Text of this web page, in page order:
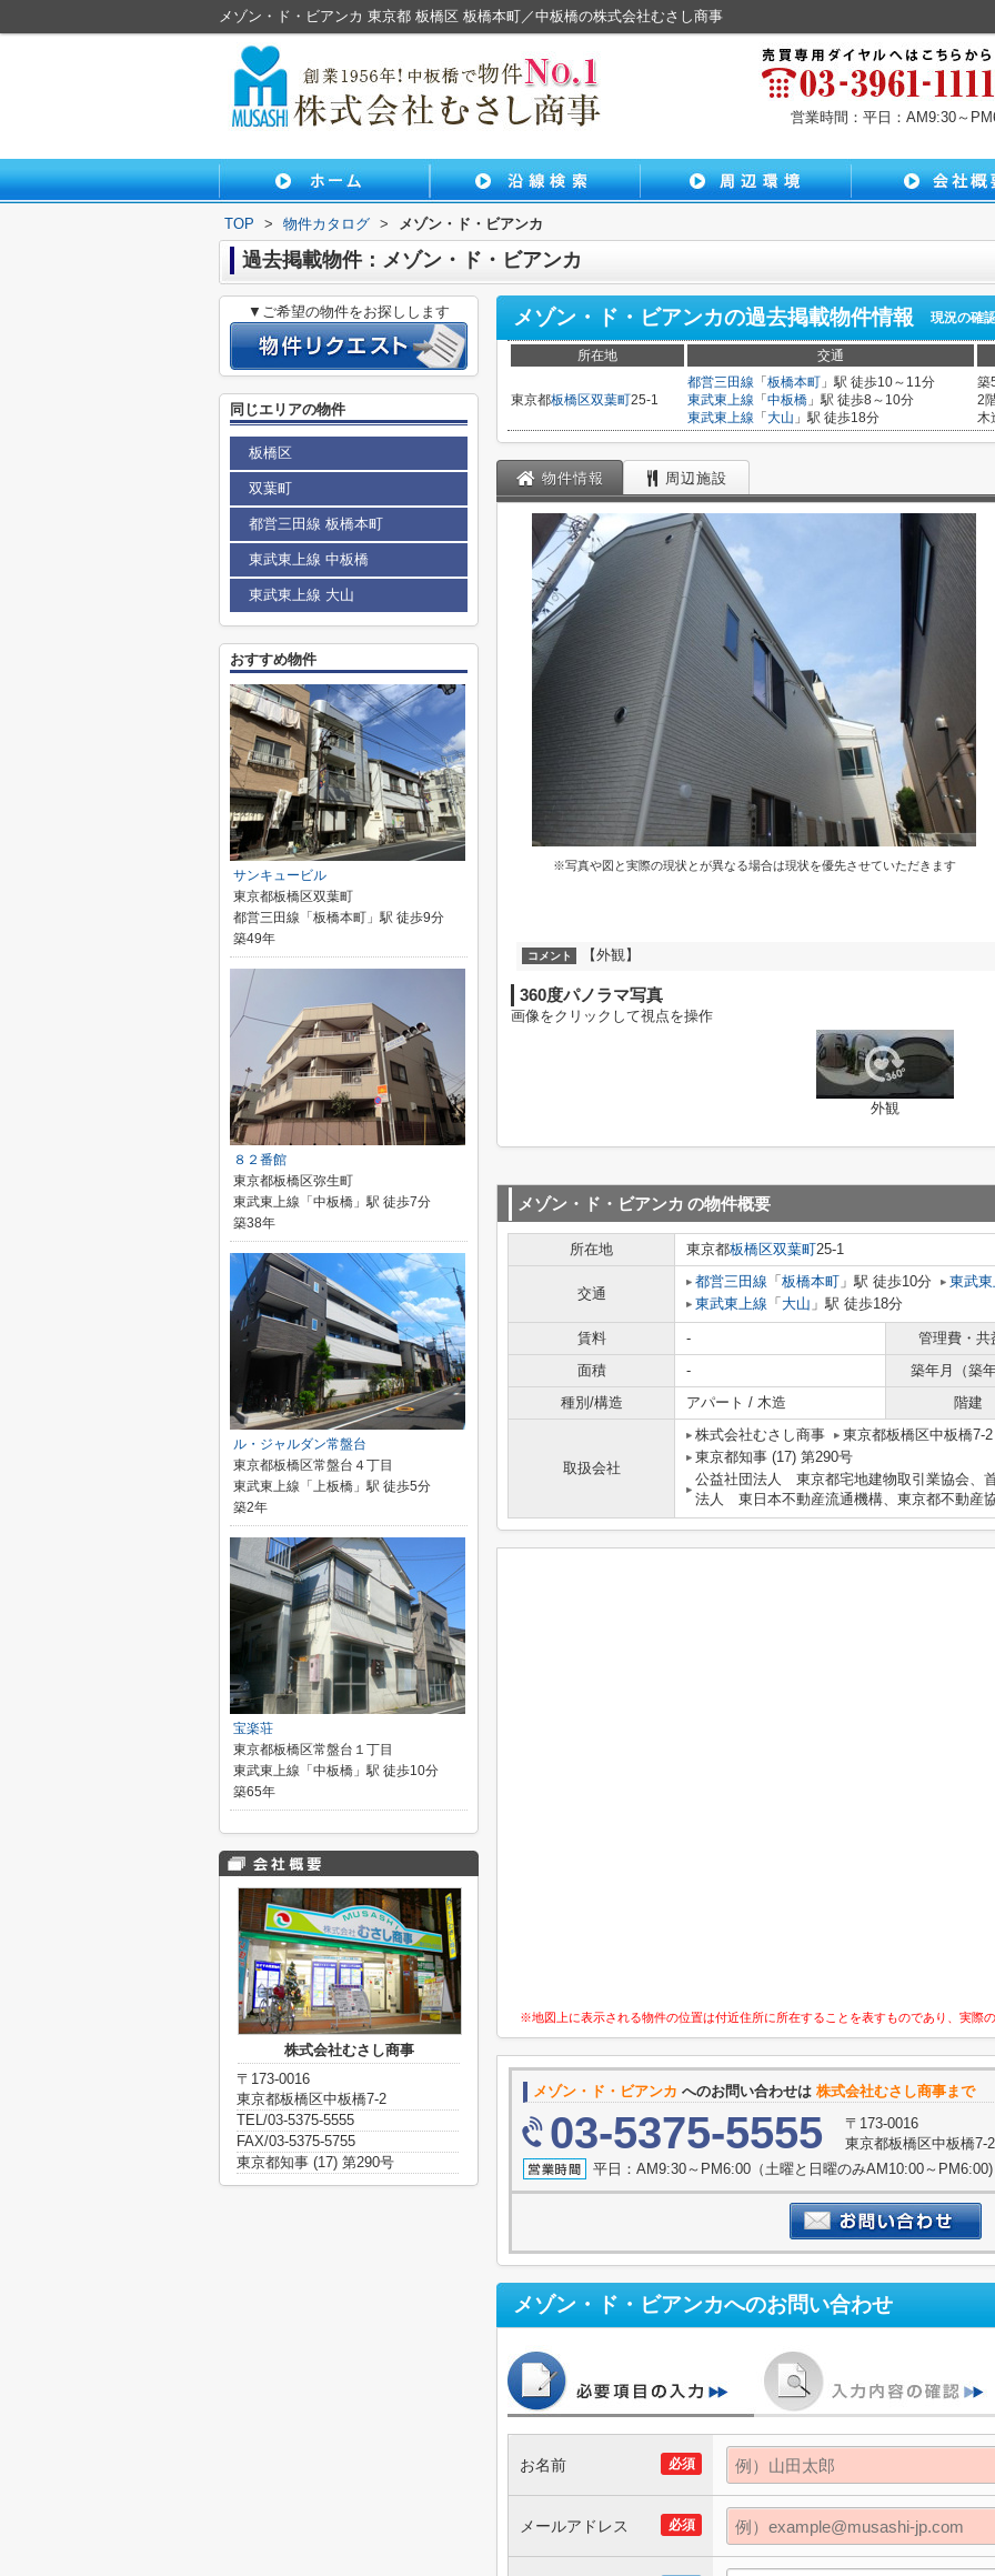
メゾン・ド・ビアンカ 東京都 板橋区 板橋本町／中板橋の株式会社むさし商事
営業時間：平日：AM9:30～
TOP > 物件カタログ > メゾン・ド・ビアンカ
過去掲載物件：メゾン・ド・ビアンカ
メゾン・ド・ビアンカの過去掲載物件情報 現況の確
所在地 交通
東京都板橋区双葉町25-1
都営三田線 「 板橋本町 」駅 徒歩10～11分
東武東上線 「 中板橋 」駅 徒歩8～10分
東武東上線 「 大山 」駅 徒歩18分
築
2
木
物件情報 周辺施設
※写真や図と実際の現状とが異なる場合は現状を優先させていただきます
コメント 【外観】
360度パノラマ写真
画像をクリックして視点を操作
外観
メゾン・ド・ビアンカ の物件概要
所在地 東京都板橋区双葉町25-1
交通
都営三田線 「 板橋本町 」駅 徒歩10分
東武
東武東上線 「 大山 」駅 徒歩18分
賃料 -
管理費・共
面積
-
築年月（築
種別/構造
アパート / 木造 階建
取扱会社
株式会社むさし商事
東京都板橋区中板橋7-
東京都知事 (17) 第290号
公益社団法人 東京都宅地建物取引業協会、
法人 東日本不動産流通機構、東京都不動産
※地図上に表示される物件の位置は付近住所に所在することを表すものであり、実際
メゾン・ド・ビアンカ へのお問い合わせは 株式会社むさし商事まで
03-5375-5555
〒173-0016
東京都板橋区中板橋7-
平日：AM9:30～PM6:00（土曜と日曜のみAM10:00～
メゾン・ド・ビアンカへのお問い合わせ
必須
お名前
必須
メールアドレス
▼ご希望の物件をお探しします
同じエリアの物件
板橋区
双葉町
都営三田線 板橋本町
東武東上線 中板橋
東武東上線 大山
おすすめ物件
サンキュービル
東京都板橋区双葉町
都営三田線「板橋本町」駅 徒歩9分
築49年
８２番館
東京都板橋区弥生町
東武東上線「中板橋」駅 徒歩7分
築38年
ル・ジャルダン常盤台
東京都板橋区常盤台４丁目
東武東上線「上板橋」駅 徒歩5分
築2年
宝楽荘
東京都板橋区常盤台１丁目
東武東上線「中板橋」駅 徒歩10分
築65年
株式会社むさし商事
〒173-0016
東京都板橋区中板橋7-2
TEL/03-5375-5555
FAX/03-5375-5755
東京都知事 (17) 第290号